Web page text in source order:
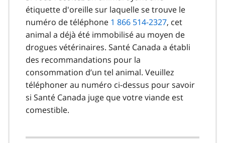
étiquette d'oreille sur laquelle se trouve le
numéro de téléphone 1 866 514-2327, cet
animal a déjà été immobilisé au moyen de
drogues vétérinaires. Santé Canada a établi
des recommandations pour la
consommation d’un tel animal. Veuillez
téléphoner au numéro ci-dessus pour savoir
si Santé Canada juge que votre viande est
comestible.